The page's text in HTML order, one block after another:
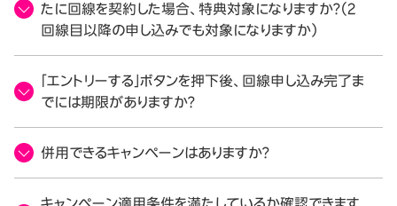
たに回線を契約した場合、特典対象になりますか？（2
回線目以降の申し込みでも対象になりますか）
「エントリーする」ボタンを押下後、回線申し込み完了ま
でには期限がありますか？
併用できるキャンペーンはありますか？
キャンペーン適用条件を満たしているか確認できます